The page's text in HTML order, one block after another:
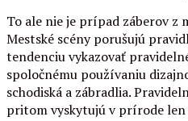
To ale nie je prípad záberov z
Mestské scény porušujú
tendenciu vykazovať
spoločnému používaniu
schodiská a zábradlia.
pritom vyskytujú v prírode len